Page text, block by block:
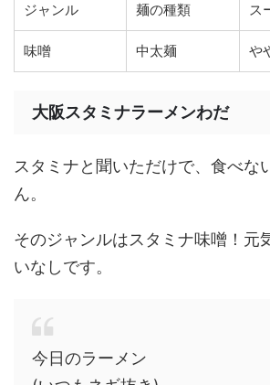
ジャンル 麺の種類 ス
味噌 中太麺 や
大阪スタミナラーメンわだ
スタミナと聞いただけで、食べな
ん。
そのジャンルはスタミナ味噌！元
いなしです。
今日のラーメン